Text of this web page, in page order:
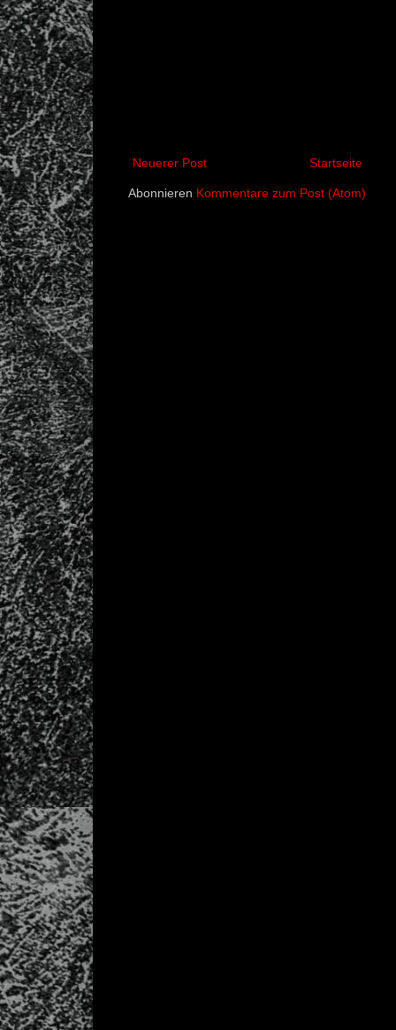
Neuerer Post Startseite
Abonnieren Kommentare zum Post (Atom)